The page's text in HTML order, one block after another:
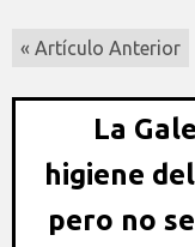
« Artículo Anterior
La
higiene
pero no